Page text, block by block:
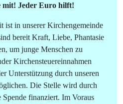
mit! Jeder Euro hilft!
ist in unserer Kirchengemeinde
bereit Kraft, Liebe, Phantasie
um junge Menschen zu
Kirchensteuereinnahmen
Unterstützung durch unseren
Die Stelle wird durch
finanziert. Im Voraus